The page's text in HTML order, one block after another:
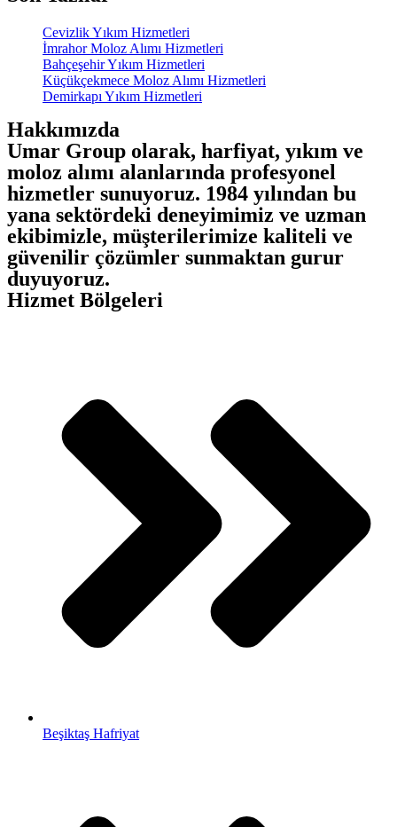
Cevizlik Yıkım Hizmetleri
İmrahor Moloz Alımı Hizmetleri
Bahçeşehir Yıkım Hizmetleri
Küçükçekmece Moloz Alımı Hizmetleri
Demirkapı Yıkım Hizmetleri
Hakkımızda
Umar Group olarak, harfiyat, yıkım ve
moloz alımı alanlarında profesyonel
hizmetler sunuyoruz. 1984 yılından bu
yana sektördeki deneyimimiz ve uzman
ekibimizle, müşterilerimize kaliteli ve
güvenilir çözümler sunmaktan gurur
duyuyoruz.
Hizmet Bölgeleri
Beşiktaş Hafriyat